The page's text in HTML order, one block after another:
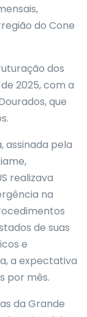
do Cone
dos
2025, com a
que
assinada pela
realizava
na
de suas
e
a expectativa
por mês.
da Grande